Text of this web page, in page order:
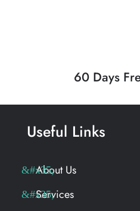
60 Days
Useful Links
About Us
Services